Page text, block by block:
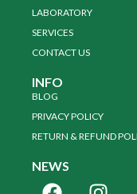
LABORATORY
SERVICES
CONTACT US
INFO
BLOG
PRIVACY POLICY
RETURN & REFUND
NEWS